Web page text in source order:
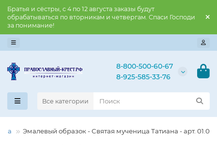
Братья и сёстры, с 4 по 12 августа заказы будут
обрабатываться по вторникам и четвергам. Спаси Господи
за понимание!
8-800-500-60-67
8-925-585-33-76
Все категории
Эмалевый образок - Святая мученица Татиана - арт. 01.037